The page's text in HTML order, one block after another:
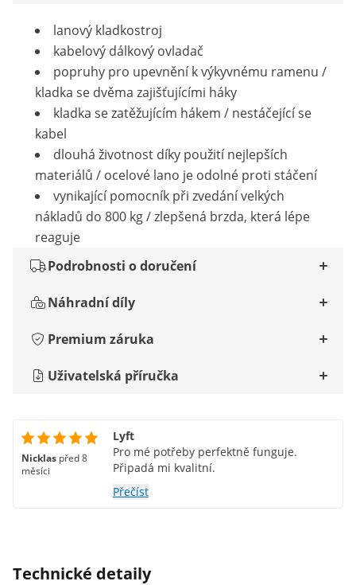
lanový kladkostroj
kabelový dálkový ovladač
popruhy pro upevnění k výkyvnému ramenu /
kladka se dvěma zajišťujícími háky
kladka se zatěžujícím hákem / nestáčející se
kabel
dlouhá životnost díky použití nejlepších
materiálů / ocelové lano je odolné proti stáčení
vynikající pomocník při zvedání velkých
nákladů do 800 kg / zlepšená brzda, která lépe
reaguje
Podrobnosti o doručení
Náhradní díly
Premium záruka
Uživatelská příručka
Nicklas před 8
měsíci
Lyft
Pro mé potřeby perfektně funguje.
Připadá mi kvalitní.
Přečíst
Technické detaily